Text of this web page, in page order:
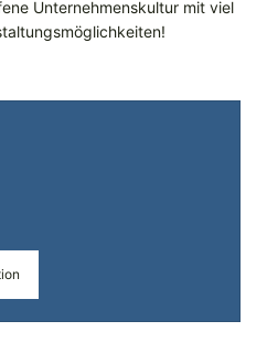
Unternehmenskultur mit viel